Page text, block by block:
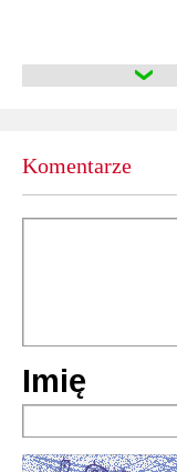
Komentarze
Imię